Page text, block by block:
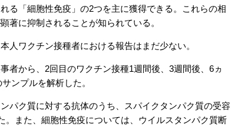
る「細胞性免疫」の2つを主に獲得できる。これらの相
著に抑制されることが知られている。
ワクチン接種者における報告はまだ少ない。
から、2回目のワクチン接種1週間後、3週間後、6ヵ
ンプルを解析した。
パク質に対する抗体のうち、スパイクタンパク質の受容
また、細胞性免疫については、ウイルスタンパク質断